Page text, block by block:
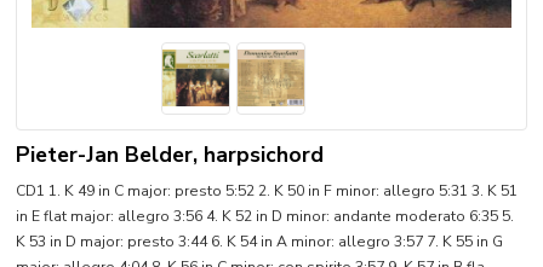
Pieter-Jan Belder, harpsichord
CD1 1. K 49 in C major: presto 5:52 2. K 50 in F minor: allegro 5:31 3. K 51
in E flat major: allegro 3:56 4. K 52 in D minor: andante moderato 6:35 5.
K 53 in D major: presto 3:44 6. K 54 in A minor: allegro 3:57 7. K 55 in G